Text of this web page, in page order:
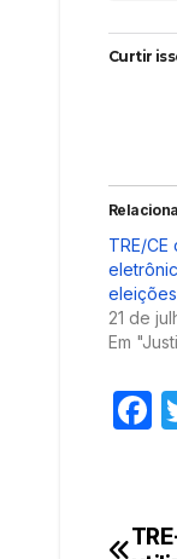
Curtir
TRE/
21 de
Em
F
e